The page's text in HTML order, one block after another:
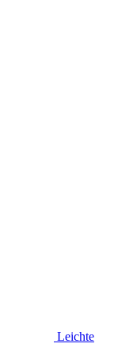
Leichte